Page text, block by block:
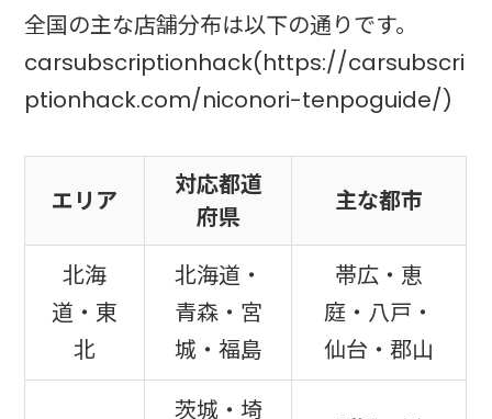
全国の主な店舗分布は以下の通りです。
carsubscriptionhack(https://carsubscri
ptionhack.com/niconori-tenpoguide/)
エリア
対応都道
府県
主な都市
北海
道・東
北
北海道・
青森・宮
城・福島
帯広・恵
庭・八戸・
仙台・郡山
茨城・埼